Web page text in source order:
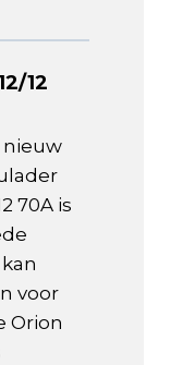
12
nieuw
70A is
voor
Orion